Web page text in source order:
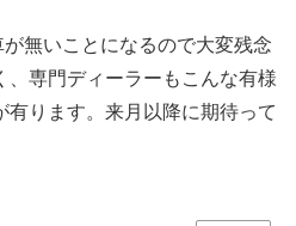
無いことになるので大変残念
、専門ディーラーもこんな有様
有ります。来月以降に期待って